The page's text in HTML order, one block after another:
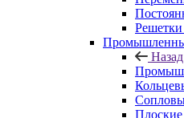
Решетки
Назад
Плоские